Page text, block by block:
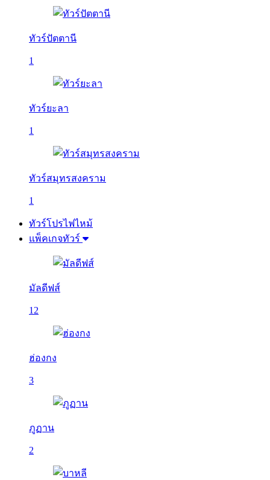
ทัวร์ปัตตานี
1
ทัวร์ยะลา
1
ทัวร์สมุทรสงคราม
1
ทัวร์โปรไฟไหม้
แพ็คเกจทัวร์
มัลดีฟส์
12
ฮ่องกง
3
ภูฏาน
2